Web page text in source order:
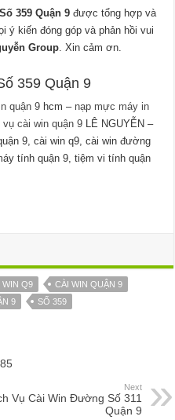
359 Quận 9được tổng hợp và
ý kiến đóng góp và phản hồi vui
Group. Xin cảm ơn.
359 Quận 9
quận 9 hcm – nạp mực máy in
vụ cài win quận 9 LÊ NGUYỄN –
9, cài win q9, cài win đường
tính quận 9, tiệm vi tính quận
WIN Q9
CÀI WIN QUẬN 9
9
SỐ 359
Next
Vụ Cài Win Đường Số 311
Quận 9